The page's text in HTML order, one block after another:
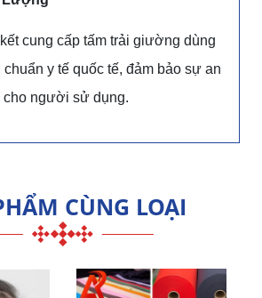
cung cấp tấm trải giường dùng
chuẩn y tế quốc tế, đảm bảo sự an
cho người sử dụng.
CÙNG LOẠI